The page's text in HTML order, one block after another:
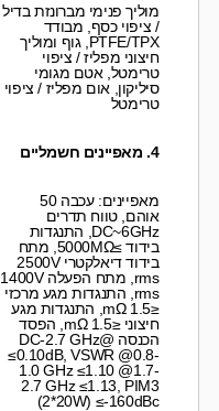
מוליך פנימי מברונזת בדיל
/ ציפוי כסף, מבודד
PTFE/TPX, גוף ומוליך
חיצוני מפליז / ציפוי
טרימטל, אטם מגומי
סיליקון, אום מפליז / ציפוי
טרימטל
4. מאפיינים חשמליים
מאפיינים: עכבה 50
אוהם, טווח תדרים
DC~6GHz, התנגדות
בידוד ≥5000MΩ, מתח
בידוד דיאלקטרי 2500V
rms, מתח הפעלה 1400V
rms, התנגדות מגע מרכזי
≤1.5 mΩ, התנגדות מגע
חיצוני ≤1.5 mΩ, הפסד
הכנסה @DC-2.7 GHz
≤0.10dB, VSWR @0.8-
1.0 GHz ≤1.10 @1.7-
2.7 GHz ≤1.13, PIM3
(2*20W) ≤-160dBc